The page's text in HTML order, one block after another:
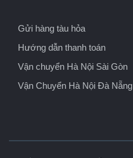
Gửi hàng tàu hỏa
Hướng dẫn thanh toán
Vận chuyển Hà Nội Sài Gòn
Vận Chuyển Hà Nội Đà Nẵng